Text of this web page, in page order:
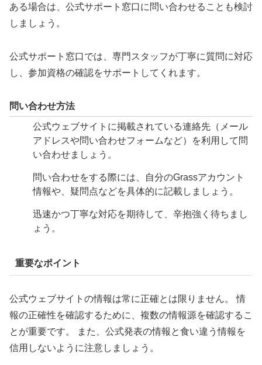
ある場合は、公式サポート窓口に問い合わせることも検討
しましょう。
公式サポート窓口では、専門スタッフが丁寧に質問に対応
し、参加資格の確認をサポートしてくれます。
問い合わせ方法
公式ウェブサイトに掲載されている連絡先（メール
アドレスや問い合わせフォームなど）を利用して問
い合わせましょう。
問い合わせをする際には、自分のGrassアカウント
情報や、疑問点などを具体的に記載しましょう。
迅速かつ丁寧な対応を期待して、辛抱強く待ちまし
ょう。
重要なポイント
公式ウェブサイトの情報は常に正確とは限りません。 情
報の正確性を確認するために、複数の情報源を確認するこ
とが重要です。 また、公式発表の情報と食い違う情報を
信用しないように注意しましょう。